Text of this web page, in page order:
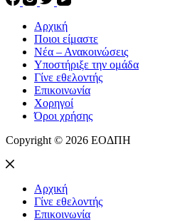
Αρχική
Ποιοι είμαστε
Νέα – Ανακοινώσεις
Υποστήριξε την ομάδα
Γίνε εθελοντής
Επικοινωνία
Χορηγοί
Όροι χρήσης
Copyright © 2026 ΕΟΔΠΗ
Αρχική
Γίνε εθελοντής
Επικοινωνία